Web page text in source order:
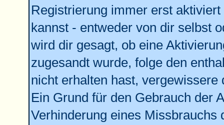
Registrierung immer erst
kannst - entweder von dir selbst
wird dir gesagt, ob eine
zugesandt wurde, folge den
nicht erhalten hast,
Ein Grund für den Gebrauch der
Verhinderung eines